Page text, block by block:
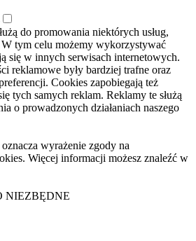
do promowania niektórych usług,
tym celu możemy wykorzystywać
się w innych serwisach internetowych.
reklamowe były bardziej trafne oraz
Cookies zapobiegają też
tych samych reklam. Reklamy te służą
o prowadzonych działaniach naszego
wyrażenie zgody na
Więcej informacji możesz znaleźć w
NIEZBĘDNE